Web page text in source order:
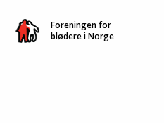
Foreningen for
blødere i Norge